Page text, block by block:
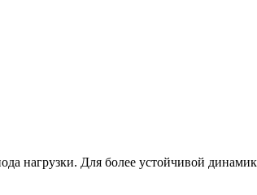
нагрузки. Для более устойчивой